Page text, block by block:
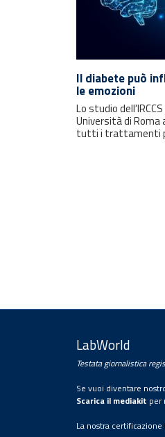
Il diabete può
le emozioni
Lo studio
Università di Roma
tutti i trattamenti
LabWorld
Testata giornalistica
Se vuoi diventare
Scarica il mediakit per
La nostra certificazione
Con la sottoscrizione della presente,
propri dati personali da parte di